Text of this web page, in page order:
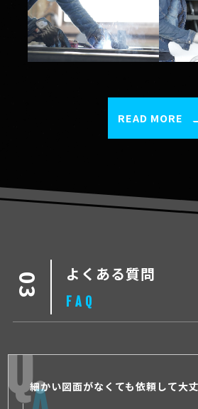
READ MORE
よくある質問
FAQ
細かい図面がなくても依頼して大